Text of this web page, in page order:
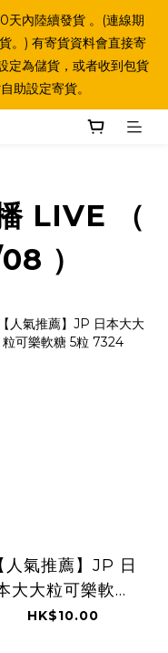
天內陸續發貨 。(連線期
。) 有寄貨資料會直接寄
定為儲貨，或者收到包貨
助設定寄貨。
LIVE （
）
【人氣推薦】JP 日
大大粒可樂軟糖
5粒 7324
HK$10.00